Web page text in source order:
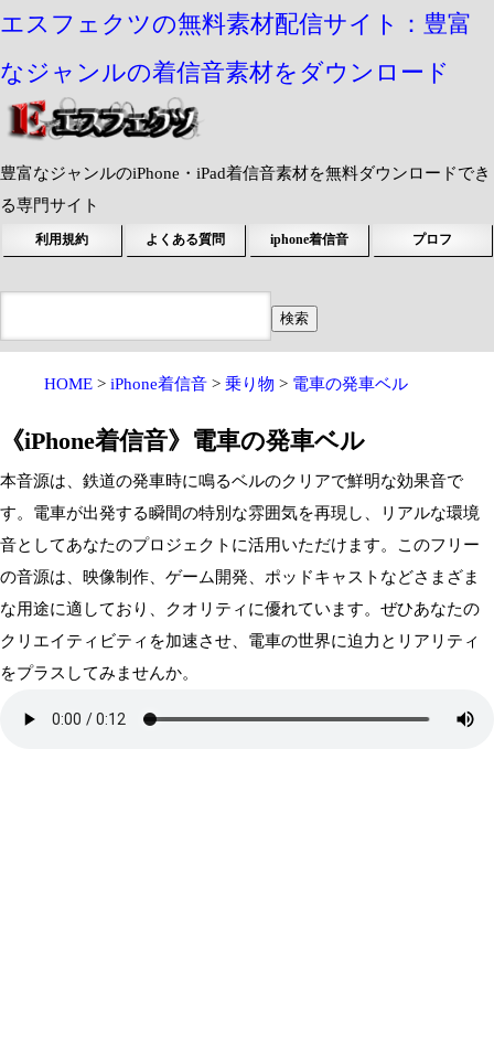
エスフェクツの無料素材配信サイト：豊富
なジャンルの着信音素材をダウンロード
豊富なジャンルのiPhone・iPad着信音素材を無料ダウンロードでき
る専門サイト
利用規約 よくある質問 iphone着信音 プロフ
HOME iPhone着信音 乗り物 電車の発車ベル
《iPhone着信音》電車の発車ベル
本音源は、鉄道の発車時に鳴るベルのクリアで鮮明な効果音で
す。電車が出発する瞬間の特別な雰囲気を再現し、リアルな環境
音としてあなたのプロジェクトに活用いただけます。このフリー
の音源は、映像制作、ゲーム開発、ポッドキャストなどさまざま
な用途に適しており、クオリティに優れています。ぜひあなたの
クリエイティビティを加速させ、電車の世界に迫力とリアリティ
をプラスしてみませんか。